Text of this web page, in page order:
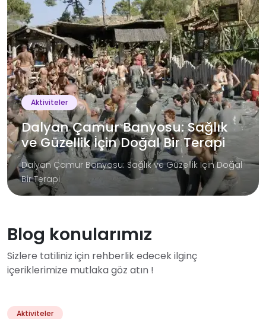
Aktiviteler
Dalyan Çamur Banyosu: Sağlık
ve Güzellik İçin Doğal Bir Terapi
Dalyan Çamur Banyosu: Sağlık ve Güzellik İçin Doğal
Bir Terapi
Blog konularımız
Sizlere tatiliniz için rehberlik edecek ilginç
içeriklerimize mutlaka göz atın !
Aktiviteler